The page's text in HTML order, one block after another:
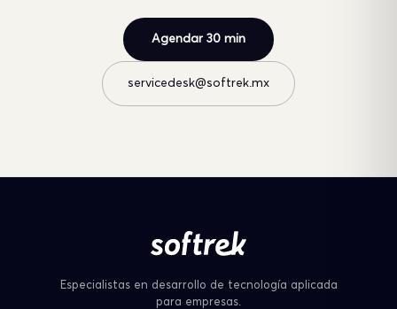
Agendar 30 min
servicedesk@softrek.mx
Especialistas en desarrollo de tecnología aplicada
para empresas.